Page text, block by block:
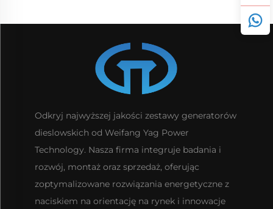
Odkryj najwyższej jakości zestawy generatorów
dieslowskich od Weifang Yag Power
Technology. Nasza firma integruje badania i
rozwój, montaż oraz sprzedaż, oferując
zoptymalizowane rozwiązania energetyczne z
naciskiem na orientację na rynek i innowacje